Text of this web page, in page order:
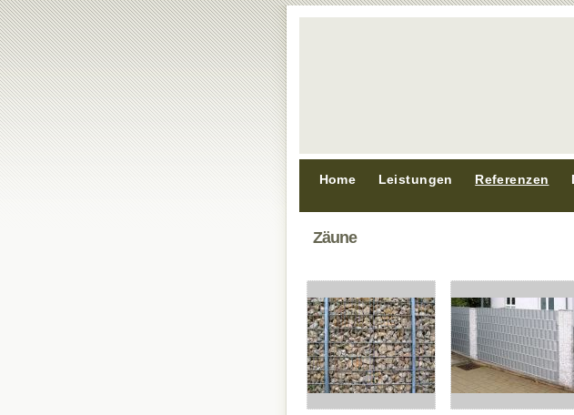
Home Leistungen Referenzen
Zäune